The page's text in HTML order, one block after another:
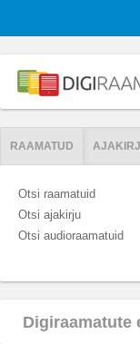
RAAMATUD
Otsi raamatuid
Otsi ajakirju
Otsi audioraamatuid
Digiraamatute